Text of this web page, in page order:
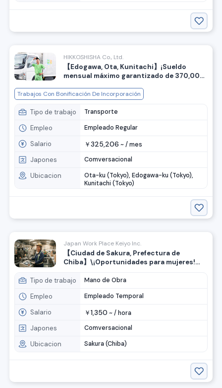
HIKKOSHISHA Co., Ltd.
【Edogawa, Ota, Kunitachi】¡Sueldo
mensual máximo garantizado de 370,000
busca personal de apoyo para mudanzas.
Trabajos Con Bonificación De Incorporación
Tipo de trabajo Transporte
Empleo Empleado Regular
Salario ￥325,206 ~ /mes
Japones Comversacional
Ubicacion
Ota-ku (Tokyo), Edogawa-ku (Tokyo),
Kunitachi (Tokyo)
Japan Work Place Keiyo Inc.
【Ciudad de Sakura, Prefectura de
Chiba】\¡Oportunidades para mujeres!
de productos de goma
Tipo de trabajo Mano de Obra
Empleo Empleado Temporal
Salario ￥1,350 ~ /hora
Japones Comversacional
Ubicacion Sakura (Chiba)